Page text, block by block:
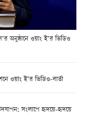
অনুষ্ঠানে ওয়াং ই’র ভিডিও
ওয়াং ই’র ভিডিও-বার্তা
সংলাপে হৃদয়ে-হৃদয়ে